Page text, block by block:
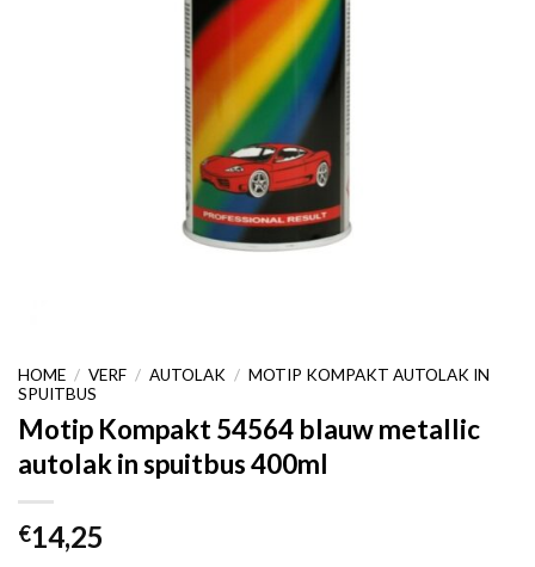
HOME / VERF / AUTOLAK / MOTIP KOMPAKT AUTOLAK IN
SPUITBUS
Motip Kompakt 54564 blauw metallic
autolak in spuitbus 400ml
€14,25